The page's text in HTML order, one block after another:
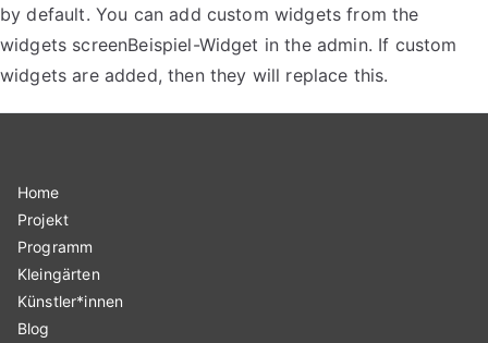
by default. You can add custom widgets from the
widgets screenBeispiel-Widget in the admin. If custom
widgets are added, then they will replace this.
Home
Projekt
Programm
Kleingärten
Künstler*innen
Blog